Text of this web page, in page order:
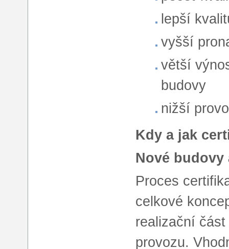
lepší
vyšší
větší
budovy
nižší
Kdy a jak
Nové
Proces
celkové
realizační
provozu.